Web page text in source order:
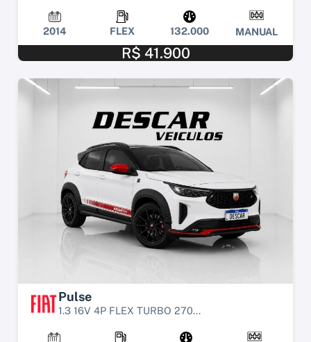
2014 FLEX 132.000 MANUAL
R$ 41.900
Pulse
1.3 16V 4P FLEX TURBO 270...